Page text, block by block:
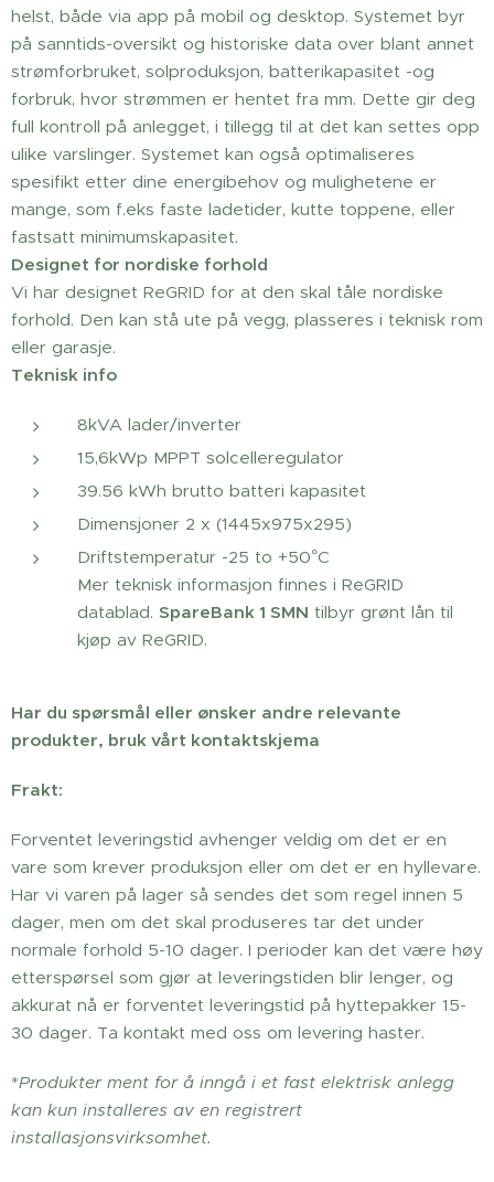
helst, både via app på mobil og desktop. Systemet byr
på sanntids-oversikt og historiske data over blant annet
strømforbruket, solproduksjon, batterikapasitet -og
forbruk, hvor strømmen er hentet fra mm. Dette gir deg
full kontroll på anlegget, i tillegg til at det kan settes opp
ulike varslinger. Systemet kan også optimaliseres
spesifikt etter dine energibehov og mulighetene er
mange, som f.eks faste ladetider, kutte toppene, eller
fastsatt minimumskapasitet.
Designet for nordiske forhold
Vi har designet ReGRID for at den skal tåle nordiske
forhold. Den kan stå ute på vegg, plasseres i teknisk rom
eller garasje.
Teknisk info
8kVA lader/inverter
15,6kWp MPPT solcelleregulator
39.56 kWh brutto batteri kapasitet
Dimensjoner 2 x (1445x975x295)
Driftstemperatur -25 to +50°C
Mer teknisk informasjon finnes i ReGRID
datablad. SpareBank 1 SMN tilbyr grønt lån til
kjøp av ReGRID.
Har du spørsmål eller ønsker andre relevante
produkter, bruk vårt kontaktskjema
Frakt:
Forventet leveringstid avhenger veldig om det er en
vare som krever produksjon eller om det er en hyllevare.
Har vi varen på lager så sendes det som regel innen 5
dager, men om det skal produseres tar det under
normale forhold 5-10 dager. I perioder kan det være høy
etterspørsel som gjør at leveringstiden blir lenger, og
akkurat nå er forventet leveringstid på hyttepakker 15-
30 dager. Ta kontakt med oss om levering haster.
*Produkter ment for å inngå i et fast elektrisk anlegg
kan kun installeres av en registrert
installasjonsvirksomhet.